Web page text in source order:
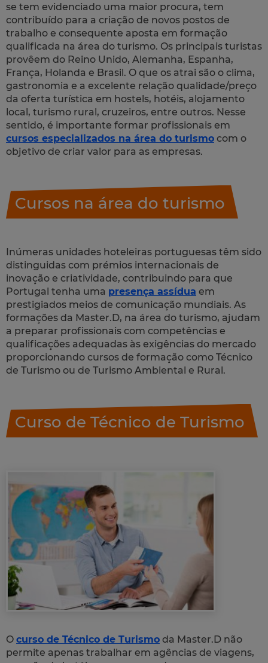
se tem evidenciado uma maior procura, tem
contribuído para a criação de novos postos de
trabalho e consequente aposta em formação
qualificada na área do turismo. Os principais turistas
provêem do Reino Unido, Alemanha, Espanha,
França, Holanda e Brasil. O que os atrai são o clima,
gastronomia e a excelente relação qualidade/preço
da oferta turística em hostels, hotéis, alojamento
local, turismo rural, cruzeiros, entre outros. Nesse
sentido, é importante formar profissionais em
cursos especializados na área do turismo com o
objetivo de criar valor para as empresas.
Cursos na área do turismo
Inúmeras unidades hoteleiras portuguesas têm sido
distinguidas com prémios internacionais de
inovação e criatividade, contribuindo para que
Portugal tenha uma presença assídua em
prestigiados meios de comunicação mundiais. As
formações da Master.D, na área do turismo, ajudam
a preparar profissionais com competências e
qualificações adequadas às exigências do mercado
proporcionando cursos de formação como Técnico
de Turismo ou de Turismo Ambiental e Rural.
Curso de Técnico de Turismo
O curso de Técnico de Turismo da Master.D não
permite apenas trabalhar em agências de viagens,